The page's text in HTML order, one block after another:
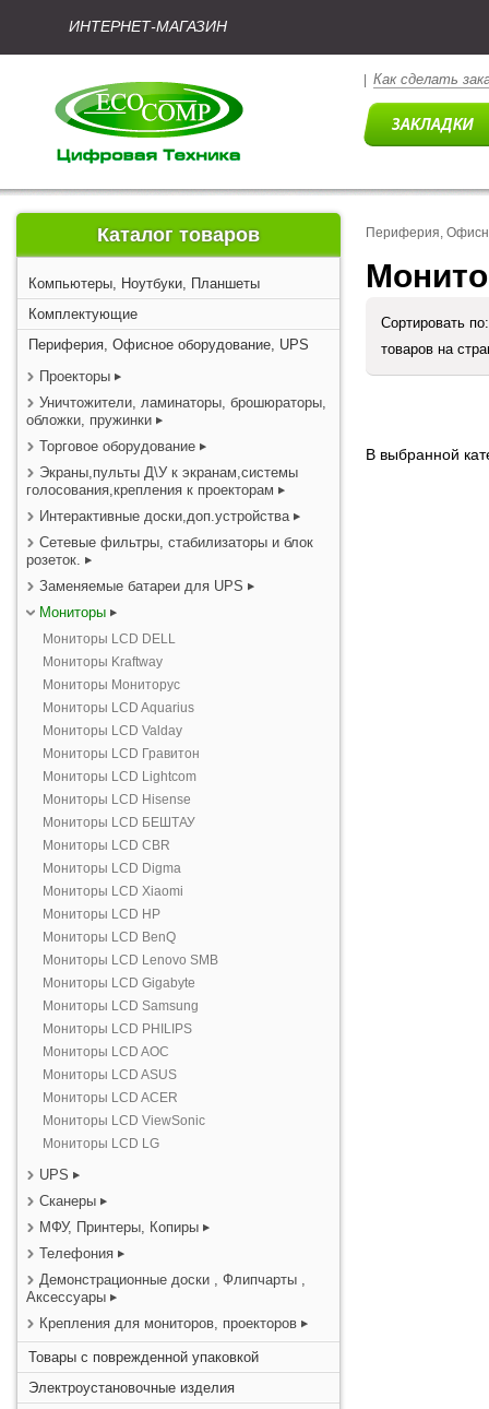
ИНТЕРНЕТ-МАГАЗИН
Как сделать
Каталог товаров
Компьютеры, Ноутбуки, Планшеты
Комплектующие
Периферия, Офисное оборудование, UPS
Проекторы
Уничтожители, ламинаторы, брошюраторы,
обложки, пружинки
Торговое оборудование
Экраны,пульты Д\У к экранам,системы
голосования,крепления к проекторам
Интерактивные доски,доп.устройства
Сетевые фильтры, стабилизаторы и блок
розеток.
Заменяемые батареи для UPS
Мониторы
Мониторы LCD DELL
Мониторы Kraftway
Мониторы Мониторус
Мониторы LCD Aquarius
Мониторы LCD Valday
Мониторы LCD Гравитон
Мониторы LCD Lightcom
Мониторы LCD Hisense
Мониторы LCD БЕШТАУ
Мониторы LCD CBR
Мониторы LCD Digma
Мониторы LCD Xiaomi
Мониторы LCD HP
Мониторы LCD BenQ
Мониторы LCD Lenovo SMB
Мониторы LCD Gigabyte
Мониторы LCD Samsung
Мониторы LCD PHILIPS
Мониторы LCD AOC
Мониторы LCD ASUS
Мониторы LCD ACER
Мониторы LCD ViewSonic
Мониторы LCD LG
UPS
Сканеры
МФУ, Принтеры, Копиры
Телефония
Демонстрационные доски , Флипчарты ,
Аксессуары
Крепления для мониторов, проекторов
Товары с поврежденной упаковкой
Электроустановочные изделия
Периферия,
Сортировать
товаров на
В выбранной